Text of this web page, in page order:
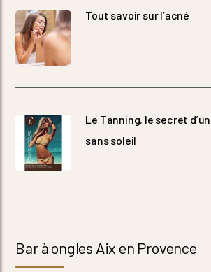
Tout savoir sur l’acné
Le Tanning, le secret
sans soleil
Bar à ongles Aix en Provence